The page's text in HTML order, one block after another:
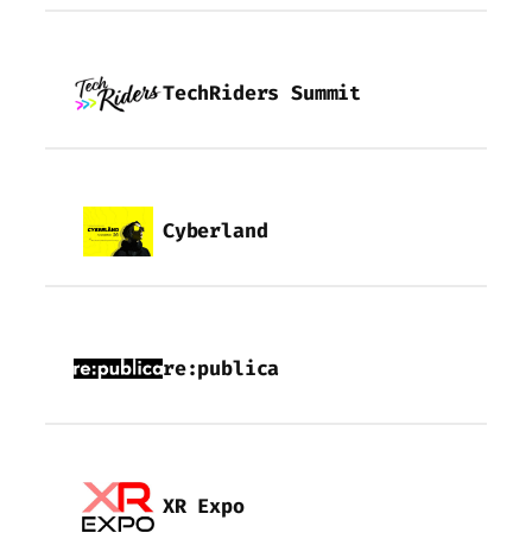
TechRiders Summit
Cyberland
re:publica
XR Expo